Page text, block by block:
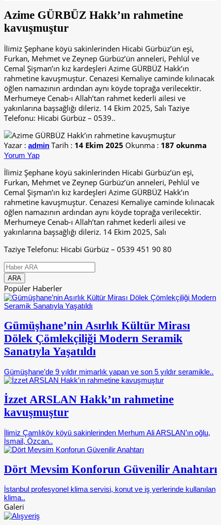
Azime GÜRBÜZ Hakk’ın rahmetine
kavuşmuştur
İlimiz Şephane köyü sakinlerinden Hicabi Gürbüz’ün eşi,
Furkan, Mehmet ve Zeynep Gürbüz’ün anneleri, Pehlül ve
Cemal Şişman’ın kız kardeşleri Azime GÜRBÜZ Hakk’ın
rahmetine kavuşmuştur. Cenazesi Kemaliye caminde kılınacak
öğlen namazının ardından aynı köyde toprağa verilecektir.
Merhumeye Cenab-ı Allah’tan rahmet kederli ailesi ve
yakınlarına başsağlığı dileriz. 14 Ekim 2025, Salı Taziye
Telefonu: Hicabi Gürbüz – 0539..
Yazar : admin Tarih : 14 Ekim 2025 Okunma : 187 okunma
Yorum Yap
İlimiz Şephane köyü sakinlerinden Hicabi Gürbüz’ün eşi,
Furkan, Mehmet ve Zeynep Gürbüz’ün anneleri, Pehlül ve
Cemal Şişman’ın kız kardeşleri Azime GÜRBÜZ Hakk’ın
rahmetine kavuşmuştur. Cenazesi Kemaliye caminde kılınacak
öğlen namazının ardından aynı köyde toprağa verilecektir.
Merhumeye Cenab-ı Allah’tan rahmet kederli ailesi ve
yakınlarına başsağlığı dileriz. 14 Ekim 2025, Salı
Taziye Telefonu: Hicabi Gürbüz – 0539 451 90 80
Popüler Haberler
Gümüşhane’nin Asırlık Kültür Mirası
Dölek Çömlekçiliği Modern Seramik
Sanatıyla Yaşatıldı
Gümüşhane’de 9 yıldır mimarlık yapan ve son 5 yıldır seramikle..
İzzet ARSLAN Hakk’ın rahmetine
kavuşmuştur
İlimiz Çamlıköy köyü sakinlerinden Merhum Ali ARSLAN’ın oğlu,
İsmail, Özcan..
Dört Mevsim Konforun Güvenilir Anahtarı
İstanbul profesyonel klima servisi, konut ve iş yerlerinde kullanılan
klima..
Galeri